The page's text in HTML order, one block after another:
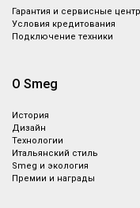
Гарантия и сервисные
Условия кредитования
Подключение техники
О Smeg
История
Дизайн
Технологии
Итальянский стиль
Smeg и экология
Премии и награды